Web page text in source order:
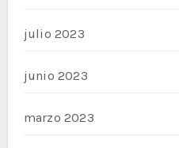
julio 2023
junio 2023
marzo 2023